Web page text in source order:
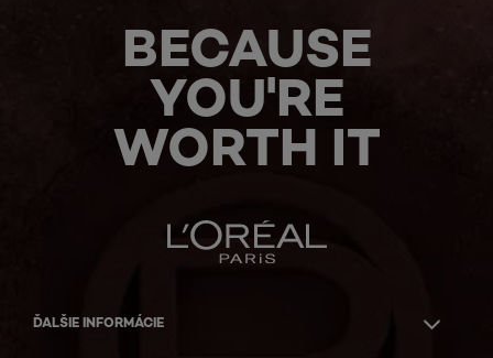
BECAUSE
YOU'RE
WORTH IT
ĎALŠIE INFORMÁCIE